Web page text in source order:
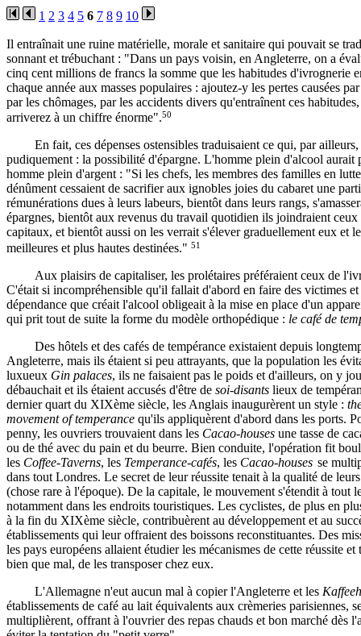
1 2 3 4 5 6 7 8 9 10
Il entraînait une ruine matérielle, morale et sanitaire qui pouvait se
sonnant et trébuchant : "Dans un pays voisin, en Angleterre, on a
cinq cent millions de francs la somme que les habitudes d'ivrognerie
chaque année aux masses populaires : ajoutez-y les pertes causées
par les chômages, par les accidents divers qu'entraînent ces
arriverez à un chiffre énorme".50
En fait, ces dépenses ostensibles traduisaient ce qui, par ailleurs,
pudiquement : la possibilité d'épargne. L'homme plein d'alcool aurait
homme plein d'argent : "Si les chefs, les membres des familles en
dénûment cessaient de sacrifier aux ignobles joies du cabaret une
rémunérations dues à leurs labeurs, bientôt dans leurs rangs,
épargnes, bientôt aux revenus du travail quotidien ils joindraient ceux
capitaux, et bientôt aussi on les verrait s'élever graduellement eux et
meilleures et plus hautes destinées." 51
Aux plaisirs de capitaliser, les prolétaires préféraient ceux de
C'était si incompréhensible qu'il fallait d'abord en faire des victimes et
dépendance que créait l'alcool obligeait à la mise en place d'un
qui prit tout de suite la forme du modèle orthopédique : le café de
Des hôtels et des cafés de tempérance existaient depuis
Angleterre, mais ils étaient si peu attrayants, que la population les
luxueux Gin palaces, ils ne faisaient pas le poids et d'ailleurs, on y
débauchait et ils étaient accusés d'être de soi-disants lieux de
dernier quart du XIXème siècle, les Anglais inaugurèrent un style :
movement of temperance qu'ils appliquèrent d'abord dans les ports.
penny, les ouvriers trouvaient dans les Cacao-houses une tasse de
ou de thé avec du pain et du beurre. Bien conduite, l'opération fit
les Coffee-Taverns, les Temperance-cafés, les Cacao-houses se
dans tout Londres. Le secret de leur réussite tenait à la qualité de
(chose rare à l'époque). De la capitale, le mouvement s'étendit à tout
notamment dans les endroits touristiques. Les cyclistes, de plus en
à la fin du XIXème siècle, contribuèrent au développement et au
établissements qui leur offraient des boissons reconstituantes. Des
les pays européens allaient étudier les mécanismes de cette réussite et
bien que mal, de les transposer chez eux.
L'Allemagne n'eut aucun mal à copier l'Angleterre et les
établissements de café au lait équivalents aux crèmeries parisiennes,
multiplièrent, offrant à l'ouvrier des repas chauds et bon marché dès